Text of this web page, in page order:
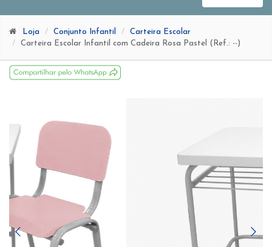
Toggle
Loja Conjunto Infantil
Carteira Escolar
Carteira Escolar Infantil com Cadeira Rosa Pastel (Ref.: --)